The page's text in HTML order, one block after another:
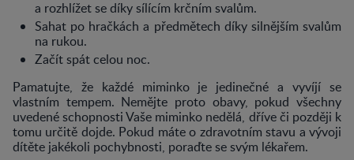
a rozhlížet se díky sílícím krčním svalům.
Sahat po hračkách a předmětech díky silnějším svalům
na rukou.
Začít spát celou noc.
Pamatujte, že každé miminko je jedinečné a vyvíjí se
vlastním tempem. Nemějte proto obavy, pokud všechny
uvedené schopnosti Vaše miminko nedělá, dříve či později k
tomu určitě dojde. Pokud máte o zdravotním stavu a vývoji
dítěte jakékoli pochybnosti, poraďte se svým lékařem.